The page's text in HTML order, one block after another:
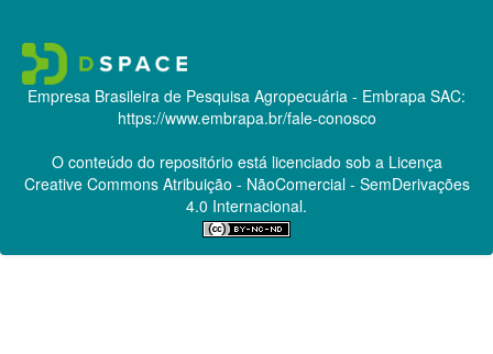
Empresa Brasileira de Pesquisa Agropecuária - Embrapa SAC:
https://www.embrapa.br/fale-conosco
O conteúdo do repositório está licenciado sob a Licença
Creative CommonsAtribuição - NãoComercial - SemDerivações
4.0 Internacional.